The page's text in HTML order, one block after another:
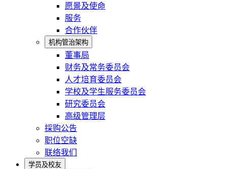
愿景及使命
服务
合作伙伴
机构管治架构
董事局
财务及常务委员会
人才培育委员会
学校及学生服务委员会
研究委员会
高级管理层
採购公告
职位空缺
联络我们
学员及校友